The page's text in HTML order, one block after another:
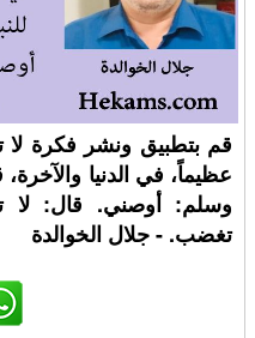
قم بتطبيق ونشر فكرة
عظيماً، في الدنيا
وسلم: أوصني. قال: لا
تغضب. - جلال الخوالدة